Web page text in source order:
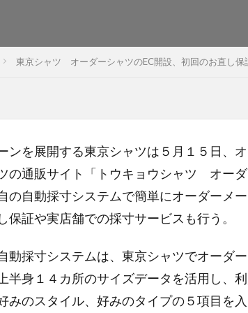
東京シャツ オーダーシャツのEC開設、初回のお直し保
ンを展開する東京シャツは５月１５日、オ
の通販サイト「トウキョウシャツ オー
の自動採寸システムで簡単にオーダーメ
保証や実店舗での採寸サービスも行う。
動採寸システムは、東京シャツでオーダ
半身１４カ所のサイズデータを活用し、
みのスタイル、好みのタイプの５項目を